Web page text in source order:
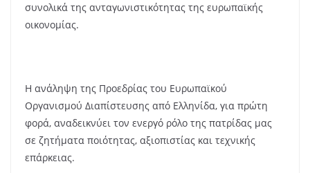
συνολικά της ανταγωνιστικότητας της ευρωπαϊκής
οικονομίας.
Η ανάληψη της Προεδρίας του Ευρωπαϊκού
Οργανισμού Διαπίστευσης από Ελληνίδα, για πρώτη
φορά, αναδεικνύει τον ενεργό ρόλο της πατρίδας μας
σε ζητήματα ποιότητας, αξιοπιστίας και τεχνικής
επάρκειας.